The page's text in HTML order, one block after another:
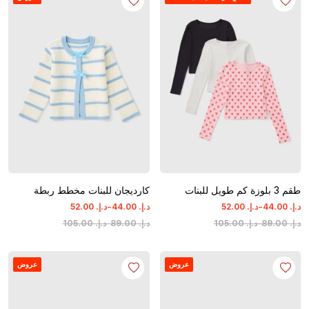
طقم 3 بلوزة كم طويل للبنات
د.إ. 44.00
-د.إ. 52.00
د.إ.‏
89.00
-د.إ.‏
105.00
كارديجان للبنات مخطط ربطة
د.إ. ‏
44.00
-د.إ. ‏
52.00
د.إ.‏
89.00
-د.إ.‏
105.00
عروض عروض